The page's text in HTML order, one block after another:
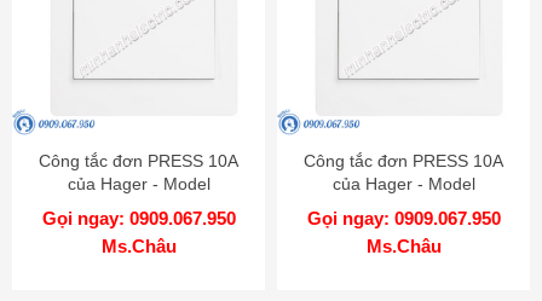
Công tắc đơn PRESS 10A
của Hager - Model
WGML111PAS
Gọi ngay: 0909.067.950
Ms.Châu
Công tắc đơn PRESS 10A
của Hager - Model
WGML111P
Gọi ngay: 0909.067.950
Ms.Châu